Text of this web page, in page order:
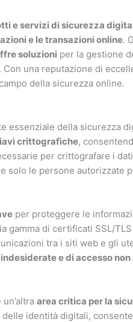
e servizi di sicurezza
e le transazioni online.
soluzioni per la gestione
una reputazione di
della sicurezza online.
essenziale della sicurezza
crittografiche,
per crittografare i
solo le persone autorizzate
per proteggere le
gamma di certificati SSL/
tra i siti web e gli
e di accesso
area critica per la
identità digitali,